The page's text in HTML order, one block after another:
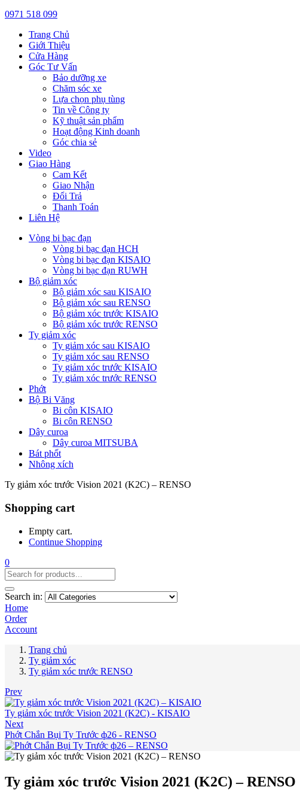
0971 518 099
Trang Chủ
Giới Thiệu
Cửa Hàng
Góc Tư Vấn
Bảo dưỡng xe
Chăm sóc xe
Lựa chọn phụ tùng
Tin về Công ty
Kỹ thuật sản phẩm
Hoạt động Kinh doanh
Góc chia sẻ
Video
Giao Hàng
Cam Kết
Giao Nhận
Đổi Trả
Thanh Toán
Liên Hệ
Vòng bi bạc đạn
Vòng bi bạc đạn HCH
Vòng bi bạc đạn KISAIO
Vòng bi bạc đạn RUWH
Bộ giảm xóc
Bộ giảm xóc sau KISAIO
Bộ giảm xóc sau RENSO
Bộ giảm xóc trước KISAIO
Bộ giảm xóc trước RENSO
Ty giảm xóc
Ty giảm xóc sau KISAIO
Ty giảm xóc sau RENSO
Ty giảm xóc trước KISAIO
Ty giảm xóc trước RENSO
Phớt
Bộ Bi Văng
Bi côn KISAIO
Bi côn RENSO
Dây curoa
Dây curoa MITSUBA
Bát phốt
Nhông xích
Ty giảm xóc trước Vision 2021 (K2C) – RENSO
Shopping cart
Empty cart.
Continue Shopping
0
Search in:
Home
Order
Account
Trang chủ
Ty giảm xóc
Ty giảm xóc trước RENSO
Prev
Ty giảm xóc trước Vision 2021 (K2C) - KISAIO
Next
Phớt Chắn Bụi Ty Trước ф26 - RENSO
Ty giảm xóc trước Vision 2021 (K2C) – RENSO